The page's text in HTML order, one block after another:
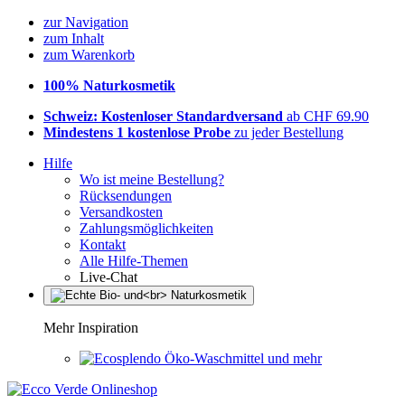
zur Navigation
zum Inhalt
zum Warenkorb
100% Naturkosmetik
Schweiz: Kostenloser Standardversand ab CHF 69.90
Mindestens 1 kostenlose Probe zu jeder Bestellung
Hilfe
Wo ist meine Bestellung?
Rücksendungen
Versandkosten
Zahlungsmöglichkeiten
Kontakt
Alle Hilfe-Themen
Live-Chat
Mehr Inspiration
Öko-Waschmittel und mehr